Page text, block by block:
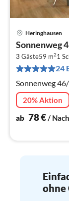
Heringhausen
Sonnenweg
3 Gäste59 m21
24
Sonnenweg
20% Aktion
ab 78€/
ohne